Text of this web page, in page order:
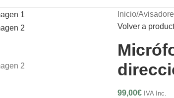
Inicio/
Volver a
99,00€ IVA Inc.